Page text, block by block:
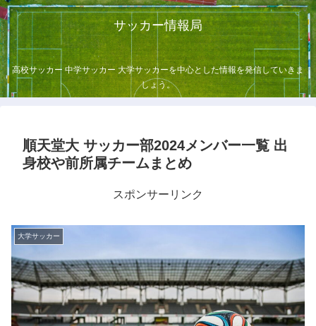
サッカー情報局
高校サッカー 中学サッカー 大学サッカーを中心とした情報を発信していきま
しょう。
順天堂大 サッカー部2024メンバー一覧 出
身校や前所属チームまとめ
スポンサーリンク
大学サッカー